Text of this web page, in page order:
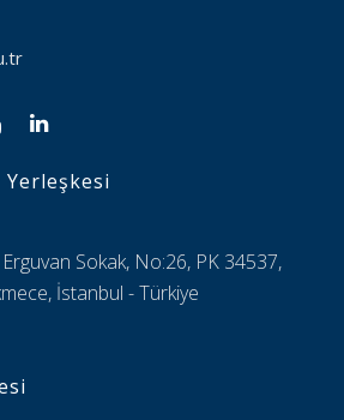
Yerleşkesi
Sokak, No:26, PK 34537,
İstanbul - Türkiye